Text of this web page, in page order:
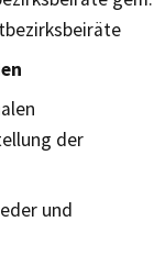
der
und